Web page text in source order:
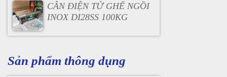
CÂN ĐIỆN TỬ GHẾ NGỒI
INOX DI28SS 100KG
Sản phẩm thông dụng